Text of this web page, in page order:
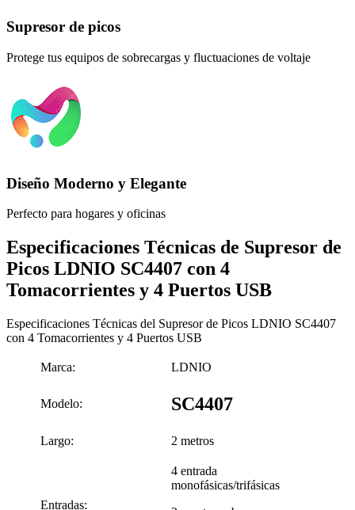
Supresor de picos
Protege tus equipos de sobrecargas y fluctuaciones de voltaje
Diseño Moderno y Elegante
Perfecto para hogares y oficinas
Especificaciones Técnicas de Supresor de
Picos LDNIO SC4407 con 4
Tomacorrientes y 4 Puertos USB
Especificaciones Técnicas del Supresor de Picos LDNIO SC4407
con 4 Tomacorrientes y 4 Puertos USB
Marca: LDNIO
Modelo: SC4407
Largo: 2 metros
Entradas:
4 entrada
monofásicas/trifásicas